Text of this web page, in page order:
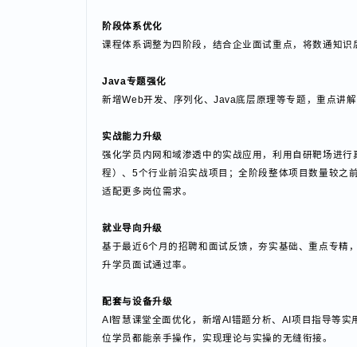
操内容，培养具备AI思维的高水平网络安全人才。
课程体系调整为四阶段，结合企业面试重点，将数通
新增Web开发、序列化、Java底层原理等专题，重
实战能力升级
强化学员内网和域渗透中的实战应用，利用自研靶场
适配更多岗位需求。
就业导向升级
升学员面试通过率。